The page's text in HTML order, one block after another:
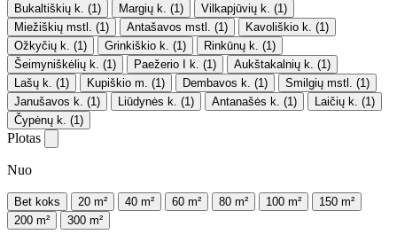
Bukaltiškių k. (1) Margių k. (1) Vilkapjūvių k. (1)
Miežiškių mstl. (1) Antašavos mstl. (1) Kavoliškio k. (1)
Ožkyčių k. (1) Grinkiškio k. (1) Rinkūnų k. (1)
Šeimyniškėlių k. (1) Paežerio I k. (1) Aukštakalnių k. (1)
Lašų k. (1) Kupiškio m. (1) Dembavos k. (1) Smilgių mstl. (1)
Janušavos k. (1) Liūdynės k. (1) Antanašės k. (1) Laičių k. (1)
Čypėnų k. (1)
Plotas
Nuo
Bet koks 20 m² 40 m² 60 m² 80 m² 100 m²
150 m²
200 m²
300 m²